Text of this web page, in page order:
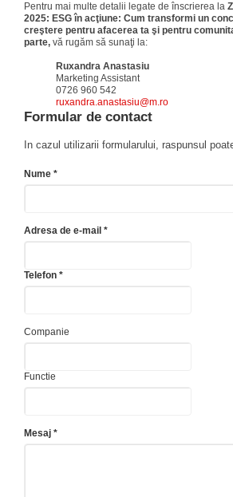
Pentru mai multe detalii legate de înscrierea la
2025: ESG în acţiune: Cum transformi un
creştere pentru afacerea ta şi pentru
parte, vă rugăm să sunaţi la:
Ruxandra Anastasiu
Marketing Assistant
0726 960 542
ruxandra.anastasiu@m.ro
Formular de contact
In cazul utilizarii formularului, raspunsul
Nume *
Adresa de e-mail *
Telefon *
Companie
Functie
Mesaj *